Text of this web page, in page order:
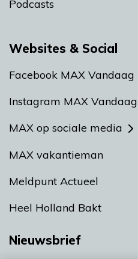
Podcasts
Websites & Social
Facebook MAX Vandaag
Instagram MAX Vandaag
MAX op sociale media
MAX vakantieman
Meldpunt Actueel
Heel Holland Bakt
Nieuwsbrief